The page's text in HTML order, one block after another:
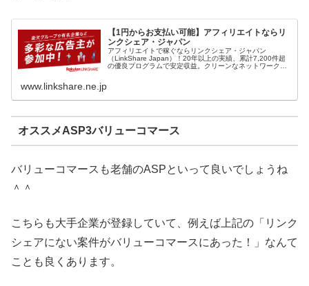
【1円からお支払い可能】アフィリエイトならリ
ンクシェア・ジャパン
アフィリエイトで稼ぐならリンクシェア・ジャパン
（LinkShare Japan）！20年以上の実績、累計7,200件超
の優良プログラムで安定収益。クリーンなネットワークで
www.linkshare.ne.jp
オススメASP3バリューコマース
バリューコマースも老舗のASPといって良いでしょうね
＾＾
こちらも大手企業が登録していて、例えば上記の「リンク
シェアにない案件がバリューコマースにあった！」なんて
ことも良くあります。